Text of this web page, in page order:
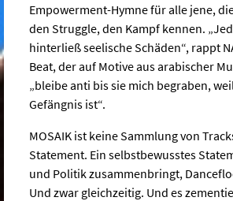
Empowerment-Hymne für alle jene,
den Struggle, den Kampf kennen.
hinterließ seelische Schäden“, rappt
Beat, der auf Motive aus arabischer
„bleibe anti bis sie mich begraben,
Gefängnis ist“.
MOSAIK ist keine Sammlung von
Statement. Ein selbstbewusstes
und Politik zusammenbringt,
Und zwar gleichzeitig. Und es